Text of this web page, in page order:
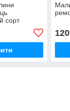
сорт
120